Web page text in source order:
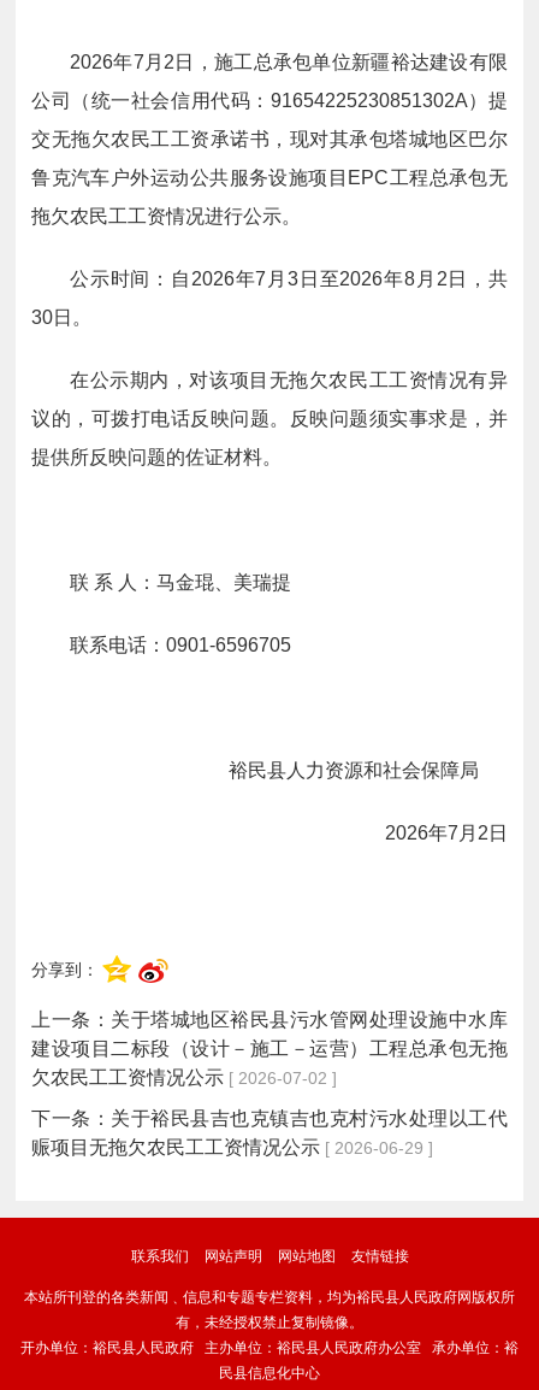
2026年7 月 2 日，施工总承包单位新疆裕达建设有限
公司
（统一社会信用代码： 91654225230851302A） 提
交无拖欠农民工工资承诺书，现对其承包塔城地区巴尔
鲁克汽车户外运动公共服务设施项目EPC工程总承包无
拖欠农民工工资情况进行公示。
公示时间：自 2026年7 月3 日至2026年8 月 2 日，共
30日。
在公示期内，对该项目无拖欠农民工工资情况有异
议的，可拨打电话反映问题。反映问题须实事求是，并
提供所反映问题的佐证材料。
联 系 人：马金琨、美瑞提
联系电话：0901-6596705
裕民县人力资源和社会保障局
2026年7月2日
分享到：
上一条： 关于塔城地区裕民县污水管网处理设施中水库
建设项目二标段（设计－施工－运营）工程总承包无拖
欠农民工工资情况公示 [ 2026-07-02 ]
下一条： 关于裕民县吉也克镇吉也克村污水处理以工代
赈项目无拖欠农民工工资情况公示 [ 2026-06-29 ]
联系我们 网站声明 网站地图 友情链接
本站所刊登的各类新闻﹑信息和专题专栏资料，均为裕民县人民政府网版权所
有，未经授权禁止复制镜像。
开办单位：裕民县人民政府 主办单位：裕民县人民政府办公室 承办单位：裕
民县信息化中心